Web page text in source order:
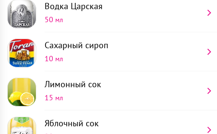
Водка Царская
50 мл
Сахарный сироп
10 мл
Лимонный сок
15 мл
Яблочный сок